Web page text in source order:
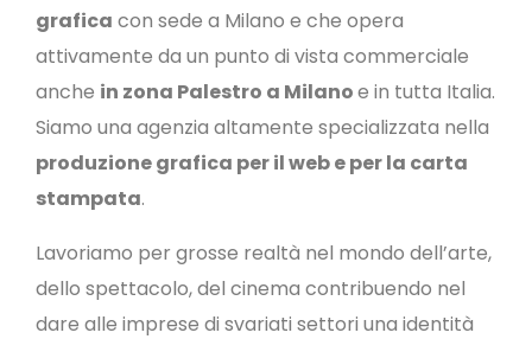
grafica con sede a Milano e che opera
attivamente da un punto di vista commerciale
anche in zona Palestro a Milanoe in tutta Italia.
Siamo una agenzia altamente specializzata nella
produzione grafica per il web e per la carta
stampata.
Lavoriamo per grosse realtà nel mondo dell’arte,
dello spettacolo, del cinema contribuendo nel
dare alle imprese di svariati settori una identità